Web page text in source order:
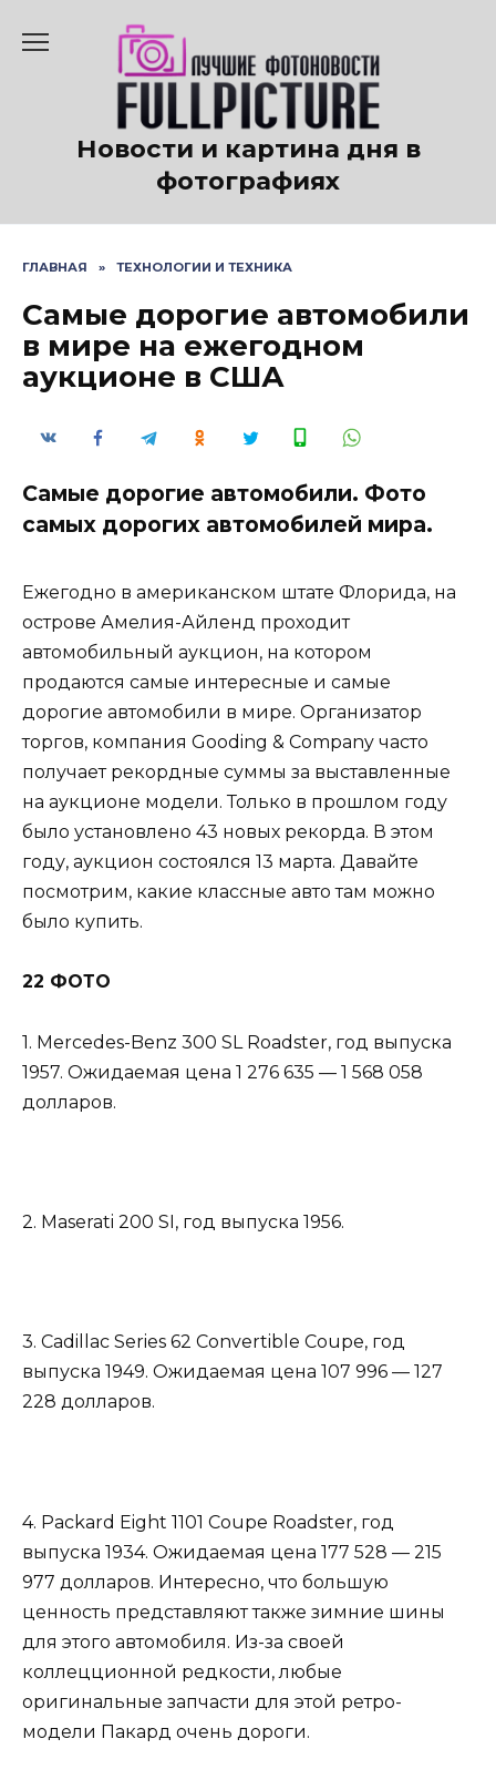
содержанию
Новости и картина дня в
фотографиях
ГЛАВНАЯ » ТЕХНОЛОГИИ И ТЕХНИКА
Самые дорогие автомобили
в мире на ежегодном
аукционе в США
Самые дорогие автомобили. Фото
самых дорогих автомобилей мира.
Ежегодно в американском штате Флорида, на
острове Амелия-Айленд проходит
автомобильный аукцион, на котором
продаются самые интересные и самые
дорогие автомобили в мире. Организатор
торгов, компания Gooding & Company часто
получает рекордные суммы за выставленные
на аукционе модели. Только в прошлом году
было установлено 43 новых рекорда. В этом
году, аукцион состоялся 13 марта. Давайте
посмотрим, какие классные авто там можно
было купить.
22 ФОТО
1. Mercedes-Benz 300 SL Roadster, год выпуска
1957. Ожидаемая цена 1 276 635 — 1 568 058
долларов.
2. Maserati 200 SI, год выпуска 1956.
3. Cadillac Series 62 Convertible Coupe, год
выпуска 1949. Ожидаемая цена 107 996 — 127
228 долларов.
4. Packard Eight 1101 Coupe Roadster, год
выпуска 1934. Ожидаемая цена 177 528 — 215
977 долларов. Интересно, что большую
ценность представляют также зимние шины
для этого автомобиля. Из-за своей
коллецционной редкости, любые
оригинальные запчасти для этой ретро-
модели Пакард очень дороги.